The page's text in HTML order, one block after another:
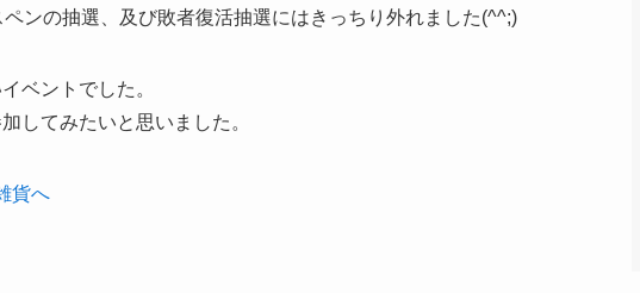
ンの抽選、及び敗者復活抽選にはきっちり外れました(^^;)
ベントでした。
してみたいと思いました。